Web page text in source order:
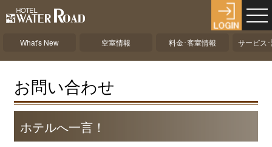
What's New 空室情報 料金･客室情報 サービス
お問い合わせ
ホテルへ一言！